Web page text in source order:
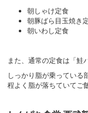
朝しゃけ定食
朝豚ばら目玉焼き
朝いわし定食
また、通常の定食は「鮭
しっかり脂が乗っている
程よく脂が落ちていてご